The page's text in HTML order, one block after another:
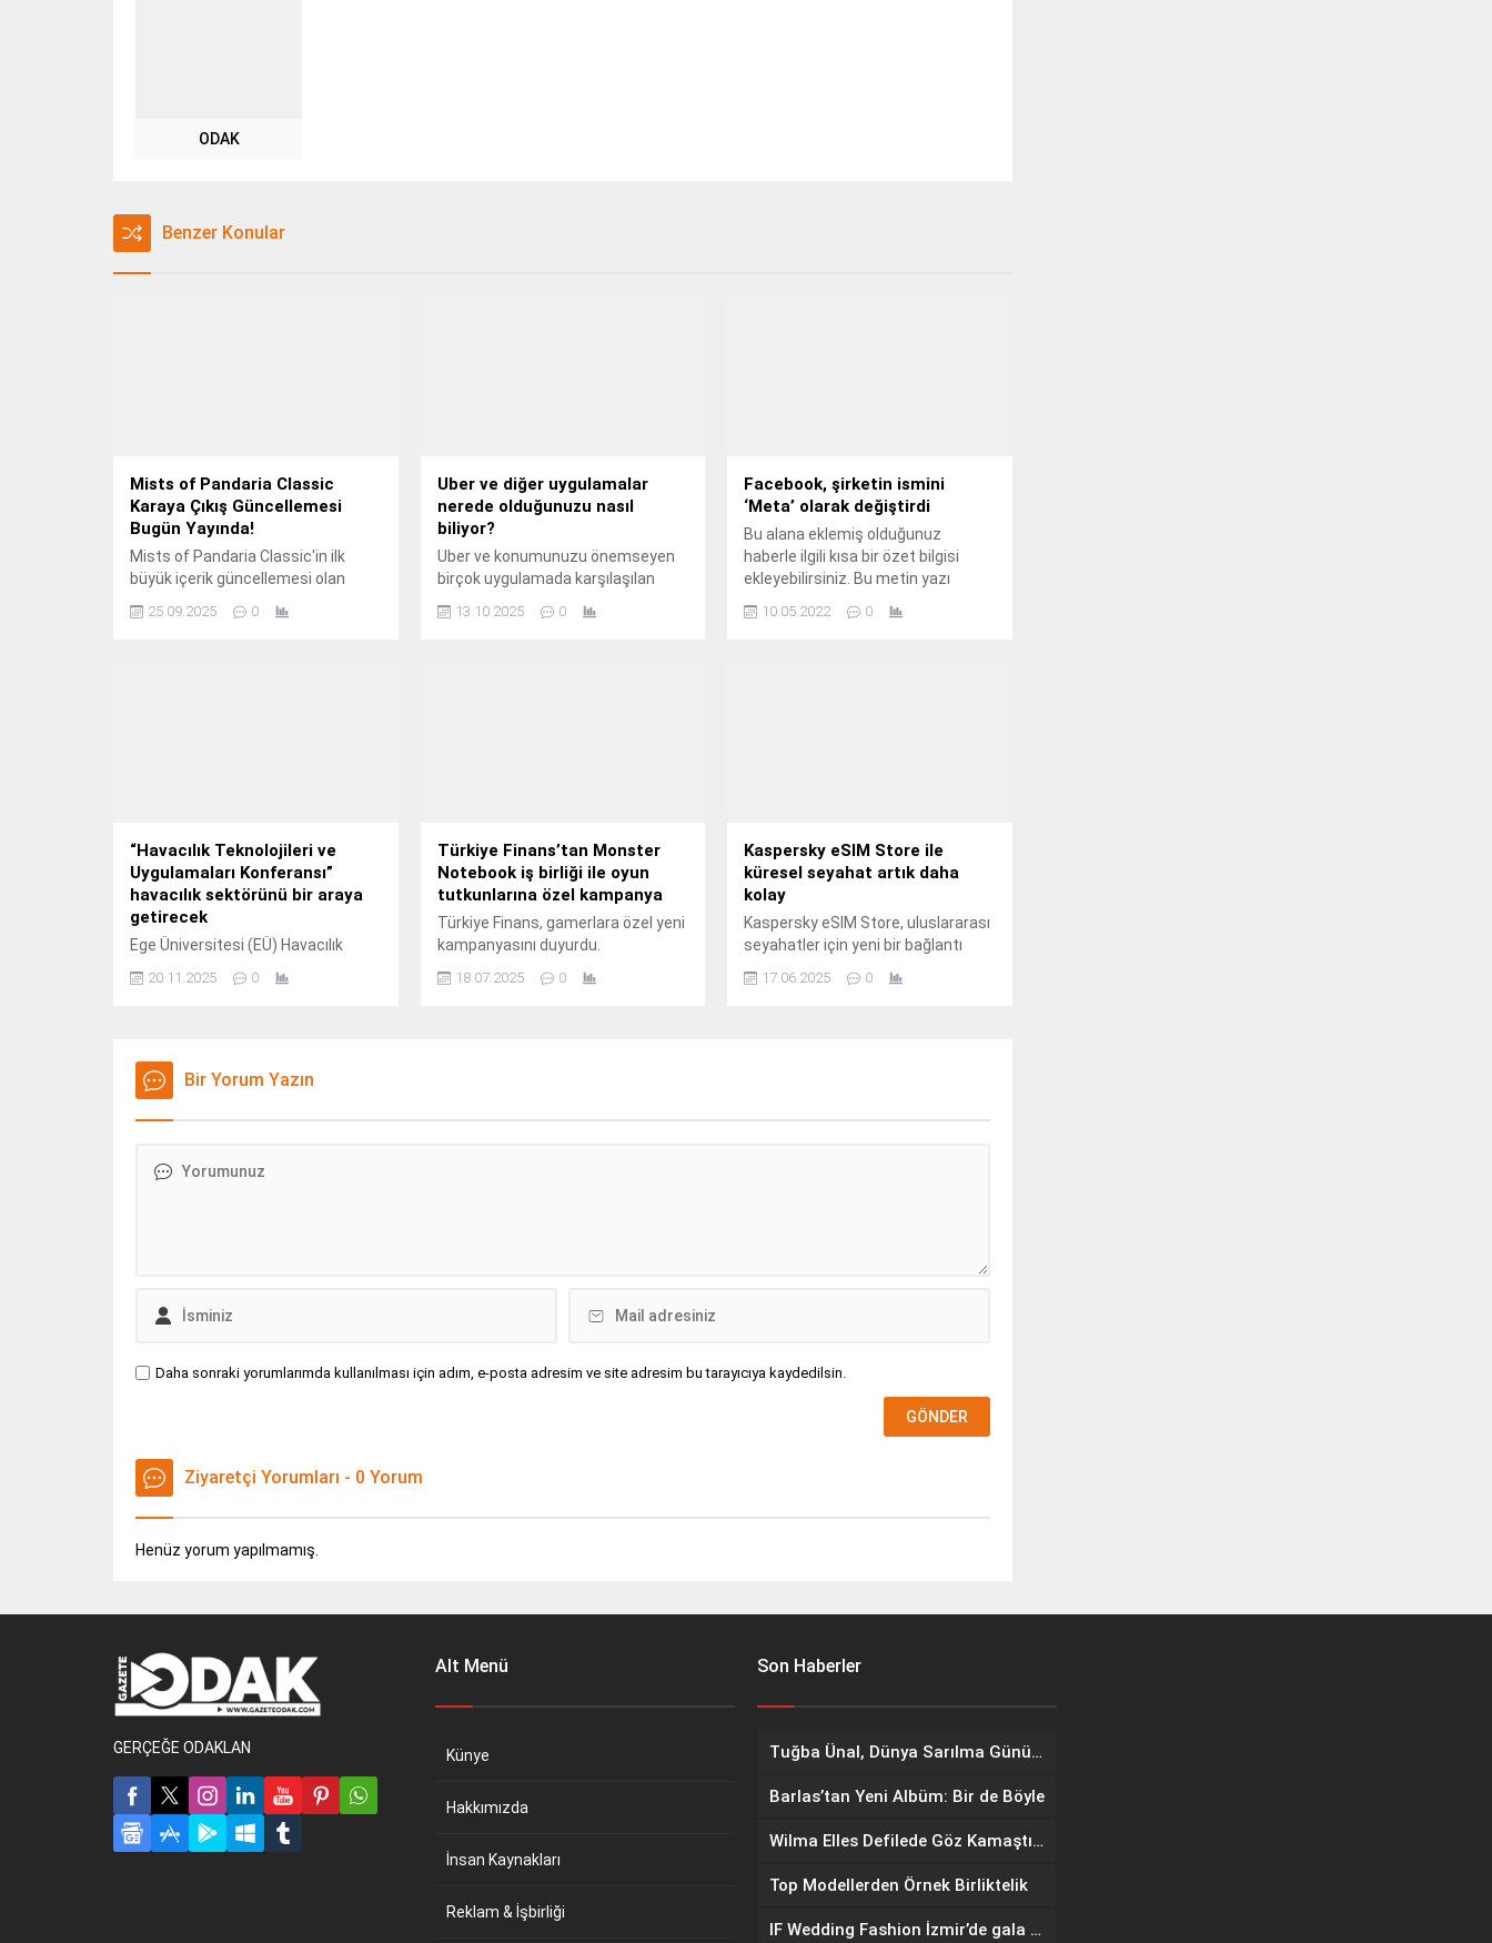
ODAK
Benzer Konular
Mists of Pandaria Classic
Karaya Çıkış Güncellemesi
Bugün Yayında!
Mists of Pandaria Classic'in ilk
büyük içerik güncellemesi olan
Landfall, bu hafta geliyor ve Horde
ile Alliance arasındaki çatışmanın
25.09.2025 0
Uber ve diğer uygulamalar
nerede olduğunuzu nasıl
biliyor?
Uber ve konumunuzu önemseyen
birçok uygulamada karşılaşılan
konum bildirimleri, kullanıcıların
gizlilik ayarlarına rağmen
13.10.2025 0
Facebook, şirketin ismini
‘Meta’ olarak değiştirdi
Bu alana eklemiş olduğunuz
haberle ilgili kısa bir özet bilgisi
ekleyebilirsiniz. Bu metin yazı
düzenleme sayfasında "Özet"
bölümünden eklenebilir. Özet
10.05.2022 0
“Havacılık Teknolojileri ve
Uygulamaları Konferansı”
havacılık sektörünü bir araya
getirecek
Ege Üniversitesi (EÜ) Havacılık
Savunma Üniversitesi (MSÜ) Hava
(ATAConf’25) düzenlenecek.
20.11.2025 0
Türkiye Finans’tan Monster
Notebook iş birliği ile oyun
tutkunlarına özel kampanya
Türkiye Finans, gamerlara özel yeni
kampanyasını duyurdu.
18.07.2025 0
Kaspersky eSIM Store ile
küresel seyahat artık daha
kolay
Kaspersky eSIM Store, uluslararası
seyahatler için yeni bir bağlantı
17.06.2025 0
Bir Yorum Yazın
Daha sonraki yorumlarımda kullanılması için adım, e-posta adresim ve site adresim bu tarayıcıya kaydedilsin.
Ziyaretçi Yorumları - 0 Yorum
Henüz yorum yapılmamış.
GERÇEĞE ODAKLAN
Alt Menü
Künye
Hakkımızda
İnsan Kaynakları
Reklam & İşbirliği
Son Haberler
Tuğba Ünal, Dünya Sarılma Günü kapsamında hayranlarıyla buluştu
Barlas’tan Yeni Albüm: Bir de Böyle
Wilma Elles Defilede Göz Kamaştırdı, Kuliste Oğlunu Uyuttu
Top Modellerden Örnek Birliktelik
IF Wedding Fashion İzmir’de gala defilesinde yıldızlar geçidi